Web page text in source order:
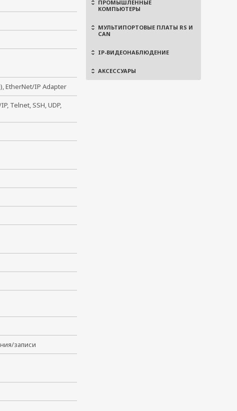
ПРОМЫШЛЕННЫЕ
КОМПЬЮТЕРЫ
МУЛЬТИПОРТОВЫЕ ПЛАТЫ RS И
CAN
IP-ВИДЕОНАБЛЮДЕНИЕ
АКСЕССУАРЫ
EtherNet/IP Adapter
Telnet, SSH, UDP,
записи